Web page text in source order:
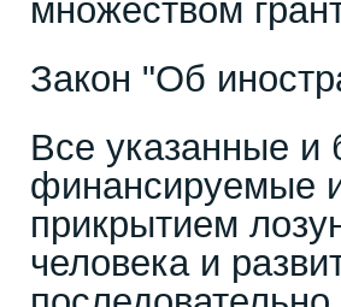
множеством
Закон "Об
Все указанные
финансируемые
прикрытием
человека и